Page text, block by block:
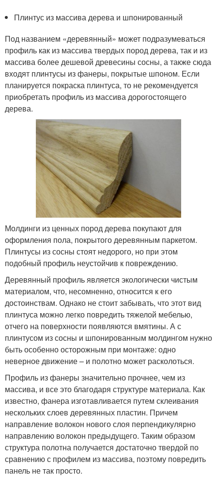
Плинтус из массива дерева и шпонированный
Под названием «деревянный» может подразумеваться
профиль как из массива твердых пород дерева, так и из
массива более дешевой древесины сосны, а также сюда
входят плинтусы из фанеры, покрытые шпоном. Если
планируется покраска плинтуса, то не рекомендуется
приобретать профиль из массива дорогостоящего
дерева.
Молдинги из ценных пород дерева покупают для
оформления пола, покрытого деревянным паркетом.
Плинтусы из сосны стоят недорого, но при этом
подобный профиль неустойчив к повреждению.
Деревянный профиль является экологически чистым
материалом, что, несомненно, относится к его
достоинствам. Однако не стоит забывать, что этот вид
плинтуса можно легко повредить тяжелой мебелью,
отчего на поверхности появляются вмятины. А с
плинтусом из сосны и шпонированным молдингом нужно
быть особенно осторожным при монтаже: одно
неверное движение – и полотно может расколоться.
Профиль из фанеры значительно прочнее, чем из
массива, и все это благодаря структуре материала. Как
известно, фанера изготавливается путем склеивания
нескольких слоев деревянных пластин. Причем
направление волокон нового слоя перпендикулярно
направлению волокон предыдущего. Таким образом
структура полотна получается достаточно твердой по
сравнению с профилем из массива, поэтому повредить
панель не так просто.